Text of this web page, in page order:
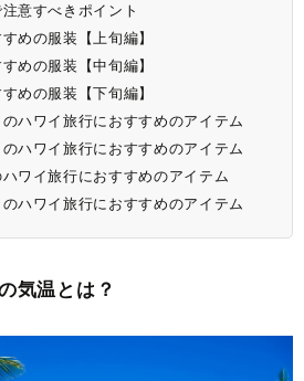
意すべきポイント
めの服装【上旬編】
めの服装【中旬編】
めの服装【下旬編】
のハワイ旅行におすすめのアイテム
のハワイ旅行におすすめのアイテム
ハワイ旅行におすすめのアイテム
のハワイ旅行におすすめのアイテム
気温とは？